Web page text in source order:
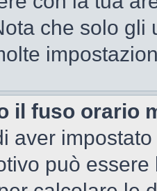
che solo
il fuso orario
aver
può essere